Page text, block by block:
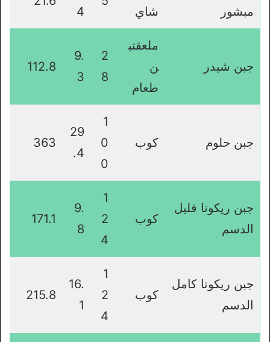
مبشور شاي 4
جبن شيدر
ملعقتي
ن
طعام
2
8
9.
3
112.8
جبن حلوم كوب
1
0
0
29
.4
363
جبن ريكوتا قليل
الدسم
كوب
1
2
4
9.
8
171.1
جبن ريكوتا كامل
الدسم
كوب
1
2
4
16.
1
215.8